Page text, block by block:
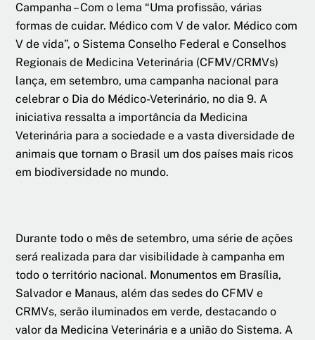
Campanha – Com o lema “Uma profissão, várias
formas de cuidar. Médico com V de valor. Médico com
V de vida”, o Sistema Conselho Federal e Conselhos
Regionais de Medicina Veterinária (CFMV/CRMVs)
lança, em setembro, uma campanha nacional para
celebrar o Dia do Médico-Veterinário, no dia 9. A
iniciativa ressalta a importância da Medicina
Veterinária para a sociedade e a vasta diversidade de
animais que tornam o Brasil um dos países mais ricos
em biodiversidade no mundo.
Durante todo o mês de setembro, uma série de ações
será realizada para dar visibilidade à campanha em
todo o território nacional. Monumentos em Brasília,
Salvador e Manaus, além das sedes do CFMV e
CRMVs, serão iluminados em verde, destacando o
valor da Medicina Veterinária e a união do Sistema. A